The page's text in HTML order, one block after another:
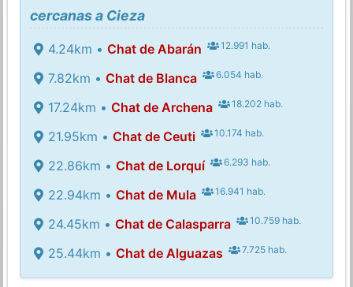
cercanas a Cieza
4.24km • Chat de Abarán 12.991 hab.
7.82km • Chat de Blanca 6.054 hab.
17.24km • Chat de Archena 18.202 hab.
21.95km • Chat de Ceuti 10.174 hab.
22.86km • Chat de Lorquí 6.293 hab.
22.94km • Chat de Mula 16.941 hab.
24.45km • Chat de Calasparra 10.759 hab.
25.44km • Chat de Alguazas 7.725 hab.